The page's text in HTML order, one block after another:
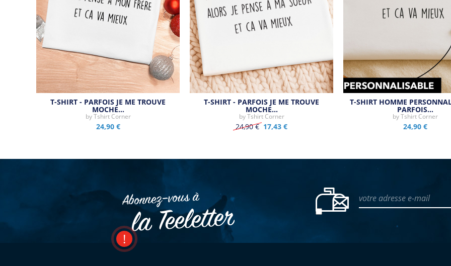
T-SHIRT - PARFOIS JE ME TROUVE
MOCHE…
byTshirt Corner
24,90 €
T-SHIRT - PARFOIS JE ME TROUVE
MOCHE…
byTshirt Corner
24,90 € 17,43 €
T-SHIRT HOMME
PARFOIS…
byTshirt Corner
24,90 €
Abonnez–vous à
la Teeletter
votre adresse e-mail